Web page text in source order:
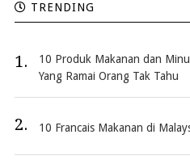
TRENDING
1.
10 Produk Makanan dan
Yang Ramai Orang Tak Tahu
2. 10 Francais Makanan di